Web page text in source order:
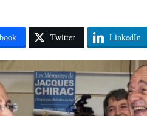
Twitter LinkedIn